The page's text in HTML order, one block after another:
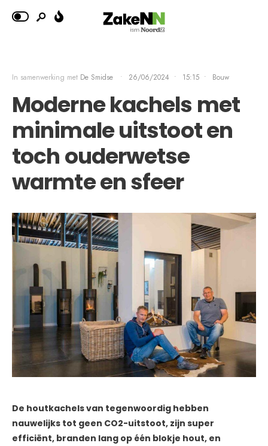
In samenwerking met De Smidse • 26/06/2024 • 15:15 • Bouw
Moderne kachels met
minimale uitstoot en
toch ouderwetse
warmte en sfeer
De houtkachels van tegenwoordig hebben
nauwelijks tot geen CO2-uitstoot, zijn super
efficiënt, branden lang op één blokje hout, en